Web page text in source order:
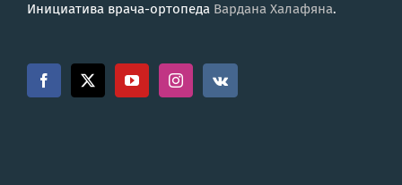
Инициатива врача-ортопеда Вардана Халафяна.